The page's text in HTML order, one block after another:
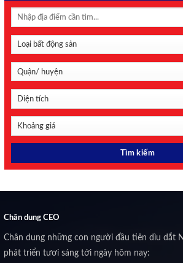
Chân dung CEO
Chân dung những con người đầu tiên dìu dắt
phát triển tươi sáng tới ngày hôm nay: